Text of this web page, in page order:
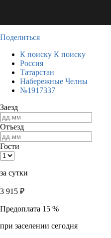
Поделиться
К поиску К поиску
Россия
Татарстан
Набережные Челны
№1917337
Заезд
Отъезд
Гости
за сутки
3 915 ₽
Предоплата 15 %
при заселении сегодня